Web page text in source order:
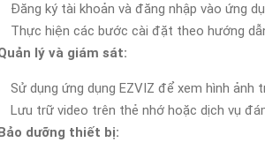
Đăng ký tài khoản và đăng nhập vào ứng
Thực hiện các bước cài đặt theo hướng
lý và giám sát:
Sử dụng ứng dụng EZVIZ để xem hình
Lưu trữ video trên thẻ nhớ hoặc dịch vụ
dưỡng thiết bị: